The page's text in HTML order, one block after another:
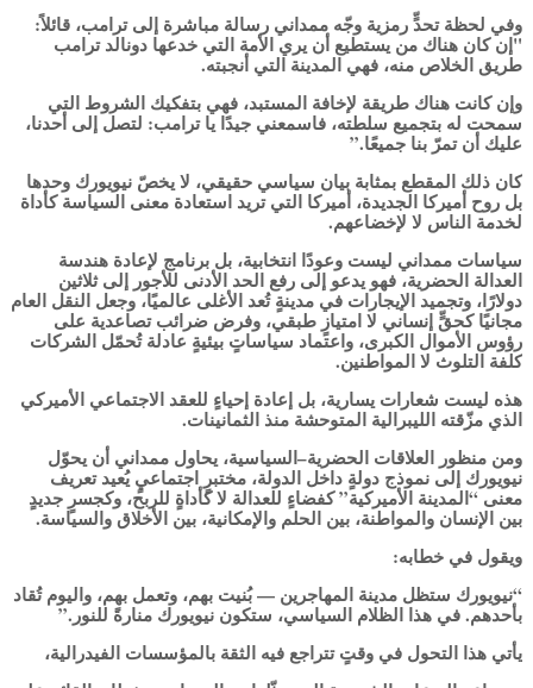
وفي لحظة تحدٍّ رمزية وجّه ممداني رسالة مباشرة إلى ترامب، قائلاً:
"إن كان هناك من يستطيع أن يري الأمة التي خدعها دونالد ترامب
طريق الخلاص منه، فهي المدينة التي أنجبته.
وإن كانت هناك طريقة لإخافة المستبد، فهي بتفكيك الشروط التي
سمحت له بتجميع سلطته، فاسمعني جيدًا يا ترامب: لتصل إلى أحدنا،
عليك أن تمرّ بنا جميعًا.”
كان ذلك المقطع بمثابة بيان سياسي حقيقي، لا يخصّ نيويورك وحدها
بل روح أميركا الجديدة، أميركا التي تريد استعادة معنى السياسة كأداة
لخدمة الناس لا لإخضاعهم.
سياسات ممداني ليست وعودًا انتخابية، بل برنامج لإعادة هندسة
العدالة الحضرية، فهو يدعو إلى رفع الحد الأدنى للأجور إلى ثلاثين
دولارًا، وتجميد الإيجارات في مدينةٍ تُعد الأغلى عالميًا، وجعل النقل العام
مجانيًا كحقٍّ إنساني لا امتيازٍ طبقي، وفرض ضرائب تصاعدية على
رؤوس الأموال الكبرى، واعتماد سياساتٍ بيئيةٍ عادلة تُحمّل الشركات
كلفة التلوث لا المواطنين.
هذه ليست شعارات يسارية، بل إعادة إحياءٍ للعقد الاجتماعي الأميركي
الذي مزّقته الليبرالية المتوحشة منذ الثمانينات.
ومن منظور العلاقات الحضرية–السياسية، يحاول ممداني أن يحوّل
نيويورك إلى نموذج دولةٍ داخل الدولة، مختبرٍ اجتماعيٍ يُعيد تعريف
معنى “المدينة الأميركية” كفضاءٍ للعدالة لا كأداةٍ للربح، وكجسرٍ جديدٍ
بين الإنسان والمواطنة، بين الحلم والإمكانية، بين الأخلاق والسياسة.
ويقول في خطابه:
“نيويورك ستظل مدينة المهاجرين — بُنيت بهم، وتعمل بهم، واليوم تُقاد
بأحدهم. في هذا الظلام السياسي، ستكون نيويورك منارةً للنور.”
يأتي هذا التحول في وقتٍ تتراجع فيه الثقة بالمؤسسات الفيدرالية،